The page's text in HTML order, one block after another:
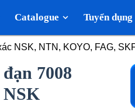
Catalogue Tuyển dụng
NSK, NTN, KOYO, FAG,
7008